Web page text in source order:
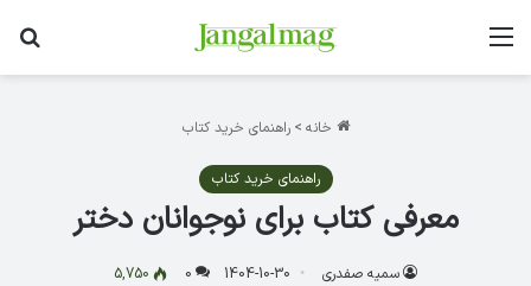
منو
خانه > راهنمای خرید کتاب
راهنمای خرید کتاب
معرفی کتاب برای نوجوانان دختر
سمیه صفدری 1404-10-30
0
5,750